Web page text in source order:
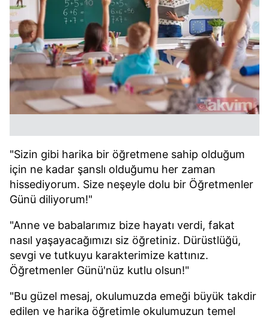
"Sizin gibi harika bir öğretmene sahip olduğum
için ne kadar şanslı olduğumu her zaman
hissediyorum. Size neşeyle dolu bir Öğretmenler
Günü diliyorum!"
"Anne ve babalarımız bize hayatı verdi, fakat
nasıl yaşayacağımızı siz öğretiniz. Dürüstlüğü,
sevgi ve tutkuyu karakterimize kattınız.
Öğretmenler Günü'nüz kutlu olsun!"
"Bu güzel mesaj, okulumuzda emeği büyük takdir
edilen ve harika öğretimle okulumuzun temel